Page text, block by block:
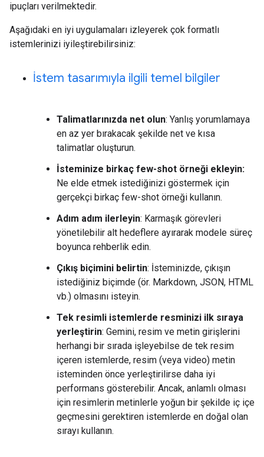
ipuçları verilmektedir.
Aşağıdaki en iyi uygulamaları izleyerek çok formatlı
istemlerinizi iyileştirebilirsiniz:
İstem tasarımıyla ilgili temel bilgiler
Talimatlarınızda net olun: Yanlış yorumlamaya
en az yer bırakacak şekilde net ve kısa
talimatlar oluşturun.
İsteminize birkaç few-shot örneği ekleyin:
Ne elde etmek istediğinizi göstermek için
gerçekçi birkaç few-shot örneği kullanın.
Adım adım ilerleyin: Karmaşık görevleri
yönetilebilir alt hedeflere ayırarak modele süreç
boyunca rehberlik edin.
Çıkış biçimini belirtin: İsteminizde, çıkışın
istediğiniz biçimde (ör. Markdown, JSON, HTML
vb.) olmasını isteyin.
Tek resimli istemlerde resminizi ilk sıraya
yerleştirin: Gemini, resim ve metin girişlerini
herhangi bir sırada işleyebilse de tek resim
içeren istemlerde, resim (veya video) metin
isteminden önce yerleştirilirse daha iyi
performans gösterebilir. Ancak, anlamlı olması
için resimlerin metinlerle yoğun bir şekilde iç içe
geçmesini gerektiren istemlerde en doğal olan
sırayı kullanın.